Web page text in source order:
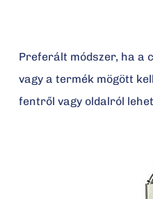
Preferált módszer, ha a
vagy a termék mögött
fentről vagy oldalról